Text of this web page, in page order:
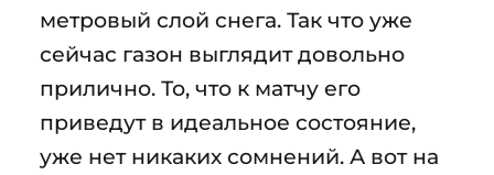
метровый слой снега. Так что уже
сейчас газон выглядит довольно
прилично. То, что к матчу его
приведут в идеальное состояние,
уже нет никаких сомнений. А вот на